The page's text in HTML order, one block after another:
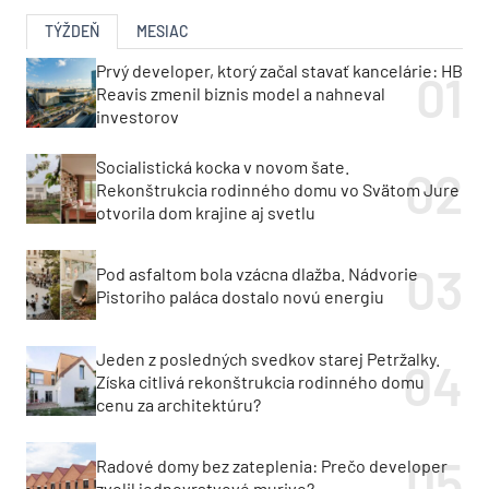
TÝŽDEŇ MESIAC
Prvý developer, ktorý začal stavať kancelárie: HB
Reavis zmenil biznis model a nahneval
investorov
Socialistická kocka v novom šate.
Rekonštrukcia rodinného domu vo Svätom Jure
otvorila dom krajine aj svetlu
Pod asfaltom bola vzácna dlažba. Nádvorie
Pistoriho paláca dostalo novú energiu
Jeden z posledných svedkov starej Petržalky.
Získa citlivá rekonštrukcia rodinného domu
cenu za architektúru?
Radové domy bez zateplenia: Prečo developer